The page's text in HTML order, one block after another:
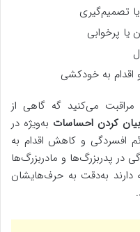
تصمیم‌گیری
یا پرخوابی
اقدام به خودکشی
می‌کنید گه گاهی از
کردن احساسات به‌ویژه در
افسردگی و کاهش اقدام به
در پدربزرگ‌ها و مادربزرگ‌ها
دارند به‌دقت به حرف‌هایشان